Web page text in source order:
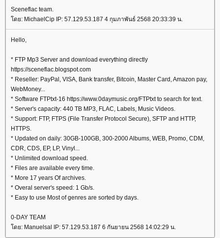
Sceneflac team.
ดย: MichaelCip IP: 57.129.53.187 4 กุมภาพันธ์ 2568 20:33:39 น.
Hello,
* FTP Mp3 Server and download everything directly
https://sceneflac.blogspot.com
* Reseller: PayPal, VISA, Bank transfer, Bitcoin, Master Card, Amazon pay,
WebMoney...
* Software FTPtxt-16 https://www.0daymusic.org/FTPtxt to search for text.
* Server's capacity: 440 TB MP3, FLAC, Labels, Music Videos.
* Support: FTP, FTPS (File Transfer Protocol Secure), SFTP and HTTP,
HTTPS.
* Updated on daily: 30GB-100GB, 300-2000 Albums, WEB, Promo, CDM,
CDR, CDS, EP, LP, Vinyl...
* Unlimited download speed.
* Files are available every time.
* More 17 years Of archives.
* Overal server's speed: 1 Gb/s.
* Easy to use Most of genres are sorted by days.
0-DAY TEAM
ดย: Manuelsal IP: 57.129.53.187 6 กันยายน 2568 14:02:29 น.